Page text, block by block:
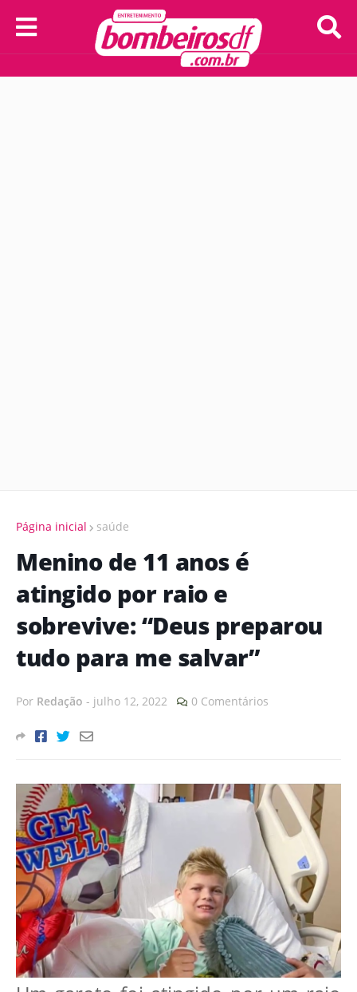
Página inicial saúde
Menino de 11 anos é
atingido por raio e
sobrevive: “Deus preparou
tudo para me salvar”
Por Redação - julho 12, 2022 0 Comentários